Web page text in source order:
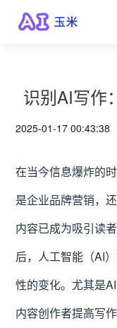
识别AI写作
2025-01-17 00:43:38
在当今信息爆炸的
是企业品牌营销，
内容已成为吸引读
后，人工智能（AI
性的变化。尤其是
内容创作者提高写